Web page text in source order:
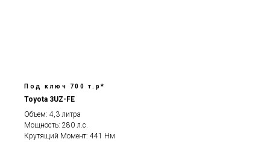
Под ключ 700 т.р*
Toyota 3UZ-FE
Объем: 4,3 литра
Мощность: 280 л.с.
Крутящий Момент: 441 Нм